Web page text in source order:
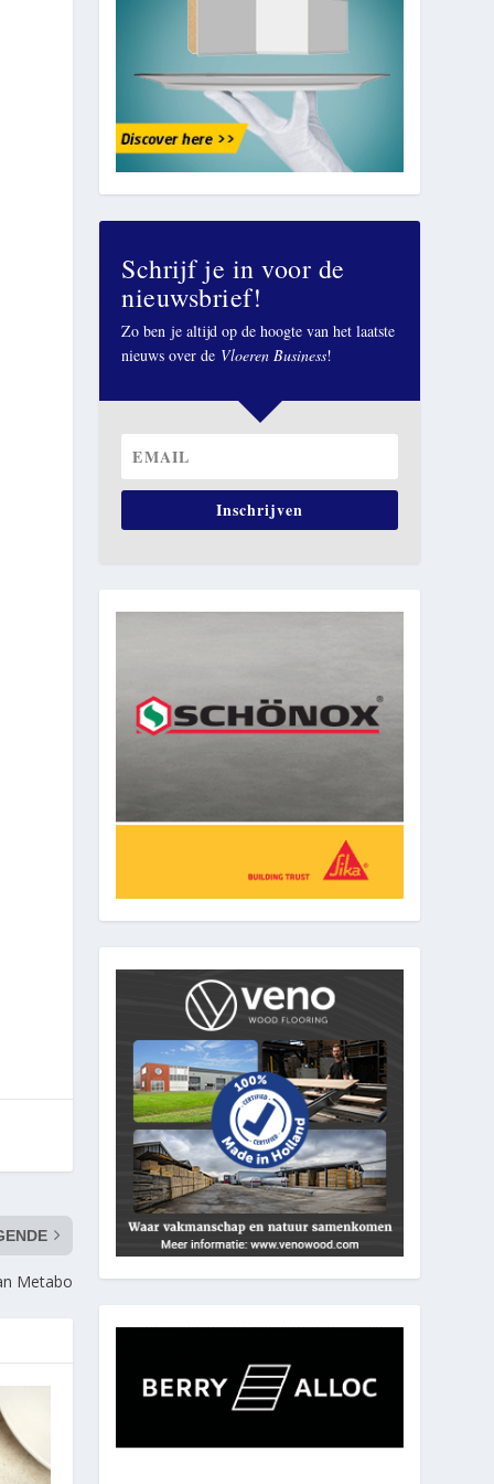
Metabo
Schrijf je in voor de
nieuwsbrief!
Zo ben je altijd op de hoogte van het laatste
nieuws over de Vloeren Business!
Inschrijven